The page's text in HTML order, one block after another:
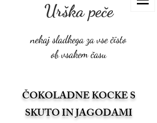
Urška peče
nekaj sladkega za vse čisto
ob vsakem času
ČOKOLADNE KOCKE S
SKUTO IN JAGODAMI